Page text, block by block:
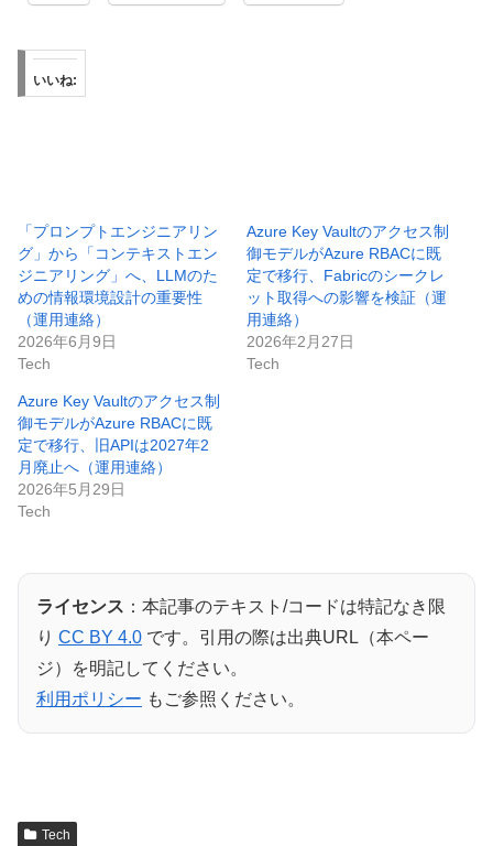
いいね:
「プロンプトエンジニアリン
グ」から「コンテキストエン
ジニアリング」へ、LLMのた
めの情報環境設計の重要性
（運用連絡）
2026年6月9日
Tech
Azure Key Vaultのアクセス制
御モデルがAzure RBACに既
定で移行、Fabricのシークレ
ット取得への影響を検証（運
用連絡）
2026年2月27日
Tech
Azure Key Vaultのアクセス制
御モデルがAzure RBACに既
定で移行、旧APIは2027年2
月廃止へ（運用連絡）
2026年5月29日
Tech
ライセンス ：本記事のテキスト/コードは特記なき限
り CC BY 4.0 です。引用の際は出典URL（本ペー
ジ）を明記してください。
利用ポリシー もご参照ください。
Tech